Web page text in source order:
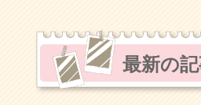
最新の